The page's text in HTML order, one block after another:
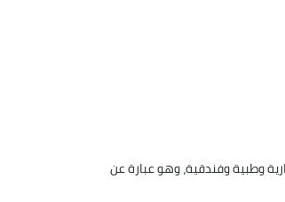
وطبية وفندقية، وهو عبارة عن